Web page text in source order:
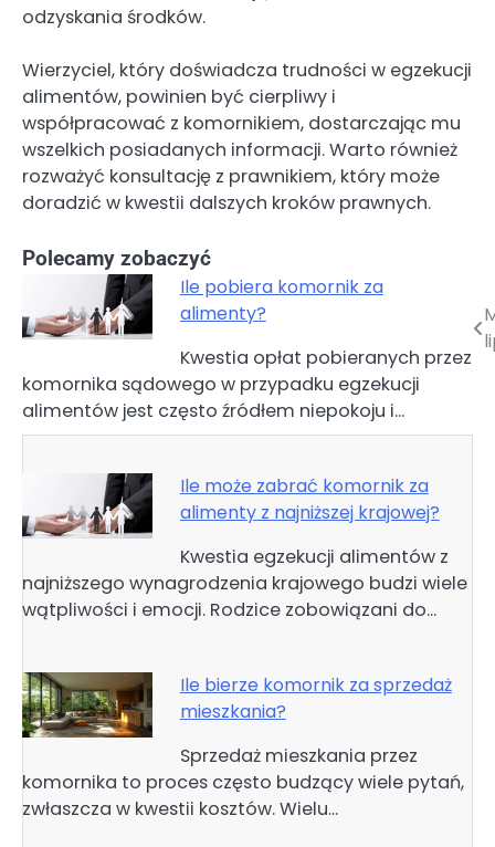
odzyskania środków.
Wierzyciel, który doświadcza trudności w egzekucji
alimentów, powinien być cierpliwy i
współpracować z komornikiem, dostarczając mu
wszelkich posiadanych informacji. Warto również
rozważyć konsultację z prawnikiem, który może
doradzić w kwestii dalszych kroków prawnych.
Polecamy zobaczyć
Ile pobiera komornik za
alimenty?
Kwestia opłat pobieranych przez
komornika sądowego w przypadku egzekucji
alimentów jest często źródłem niepokoju i…
Ile może zabrać komornik za
alimenty z najniższej krajowej?
Kwestia egzekucji alimentów z
najniższego wynagrodzenia krajowego budzi wiele
wątpliwości i emocji. Rodzice zobowiązani do…
Ile bierze komornik za sprzedaż
mieszkania?
Sprzedaż mieszkania przez
komornika to proces często budzący wiele pytań,
zwłaszcza w kwestii kosztów. Wielu…
Nawigacja